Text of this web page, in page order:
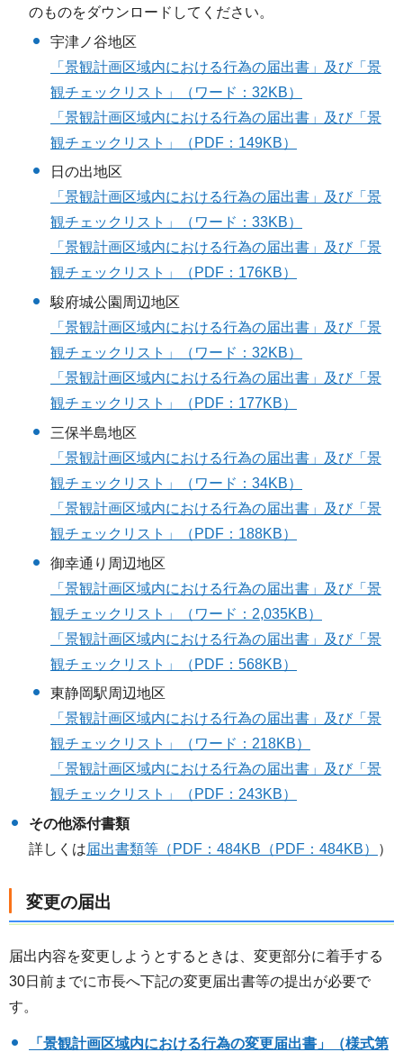
のものをダウンロードしてください。
宇津ノ谷地区
「景観計画区域内における行為の届出書」及び「景
観チェックリスト」（ワード：32KB）
「景観計画区域内における行為の届出書」及び「景
観チェックリスト」（PDF：149KB）
日の出地区
「景観計画区域内における行為の届出書」及び「景
観チェックリスト」（ワード：33KB）
「景観計画区域内における行為の届出書」及び「景
観チェックリスト」（PDF：176KB）
駿府城公園周辺地区
「景観計画区域内における行為の届出書」及び「景
観チェックリスト」（ワード：32KB）
「景観計画区域内における行為の届出書」及び「景
観チェックリスト」（PDF：177KB）
三保半島地区
「景観計画区域内における行為の届出書」及び「景
観チェックリスト」（ワード：34KB）
「景観計画区域内における行為の届出書」及び「景
観チェックリスト」（PDF：188KB）
御幸通り周辺地区
「景観計画区域内における行為の届出書」及び「景
観チェックリスト」（ワード：2,035KB）
「景観計画区域内における行為の届出書」及び「景
観チェックリスト」（PDF：568KB）
東静岡駅周辺地区
「景観計画区域内における行為の届出書」及び「景
観チェックリスト」（ワード：218KB）
「景観計画区域内における行為の届出書」及び「景
観チェックリスト」（PDF：243KB）
その他添付書類
詳しくは届出書類等（PDF：484KB（PDF：484KB） ）
変更の届出
届出内容を変更しようとするときは、変更部分に着手する
30日前までに市長へ下記の変更届出書等の提出が必要で
す。
「景観計画区域内における行為の変更届出書」（様式第